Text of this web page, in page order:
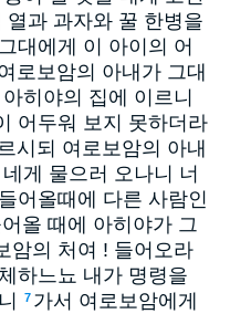
열과 과자와 꿀 한병을
대에게 이 아이의 어
로보암의 아내가 그대
히야의 집에 이르니
어두워 보지 못하더라
시되 여로보암의 아내
게 물으러 오나니 너
어올때에 다른 사람인
올 때에 아히야가 그
암의 처여 ! 들어오라
하느뇨 내가 명령을
7 가서 여로보암에게